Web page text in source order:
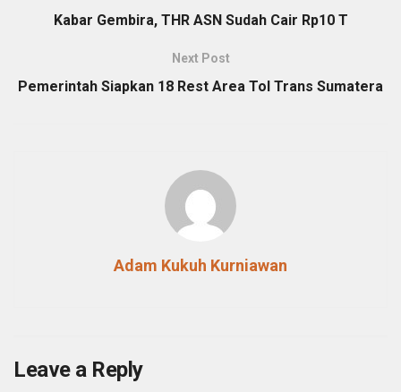
Kabar Gembira, THR ASN Sudah Cair Rp10 T
Next Post
Pemerintah Siapkan 18 Rest Area Tol Trans Sumatera
Adam Kukuh Kurniawan
Leave a Reply